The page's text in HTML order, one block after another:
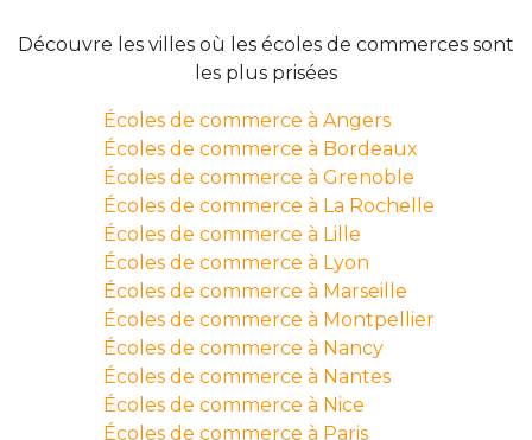
Découvre les villes où les écoles de commerces sont
les plus prisées
Écoles de commerce à Angers
Écoles de commerce à Bordeaux
Écoles de commerce à Grenoble
Écoles de commerce à La Rochelle
Écoles de commerce à Lille
Écoles de commerce à Lyon
Écoles de commerce à Marseille
Écoles de commerce à Montpellier
Écoles de commerce à Nancy
Écoles de commerce à Nantes
Écoles de commerce à Nice
Écoles de commerce à Paris